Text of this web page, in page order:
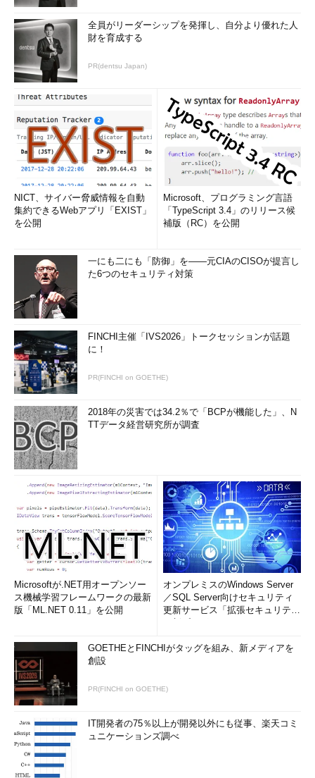
全員がリーダーシップを発揮し、自分より優れた人
財を育成する
PR(dentsu Japan)
NICT、サイバー脅威情報を自動
集約できるWebアプリ「EXIST」
を公開
Microsoft、プログラミング言語
「TypeScript 3.4」のリリース候
補版（RC）を公開
一にも二にも「防御」を――元CIAのCISOが提言し
た6つのセキュリティ対策
FINCHI主催「IVS2026」トークセッションが話題
に！
PR(FINCHI on GOETHE)
2018年の災害では34.2％で「BCPが機能した」、N
TTデータ経営研究所が調査
Microsoftが.NET用オープンソー
ス機械学習フレームワークの最新
版「ML.NET 0.11」を公開
オンプレミスのWindows Server
／SQL Server向けセキュリティ
更新サービス「拡張セキュリティ
GOETHEとFINCHIがタッグを組み、新メディアを
創設
PR(FINCHI on GOETHE)
IT開発者の75％以上が開発以外にも従事、楽天コミ
ュニケーションズ調べ